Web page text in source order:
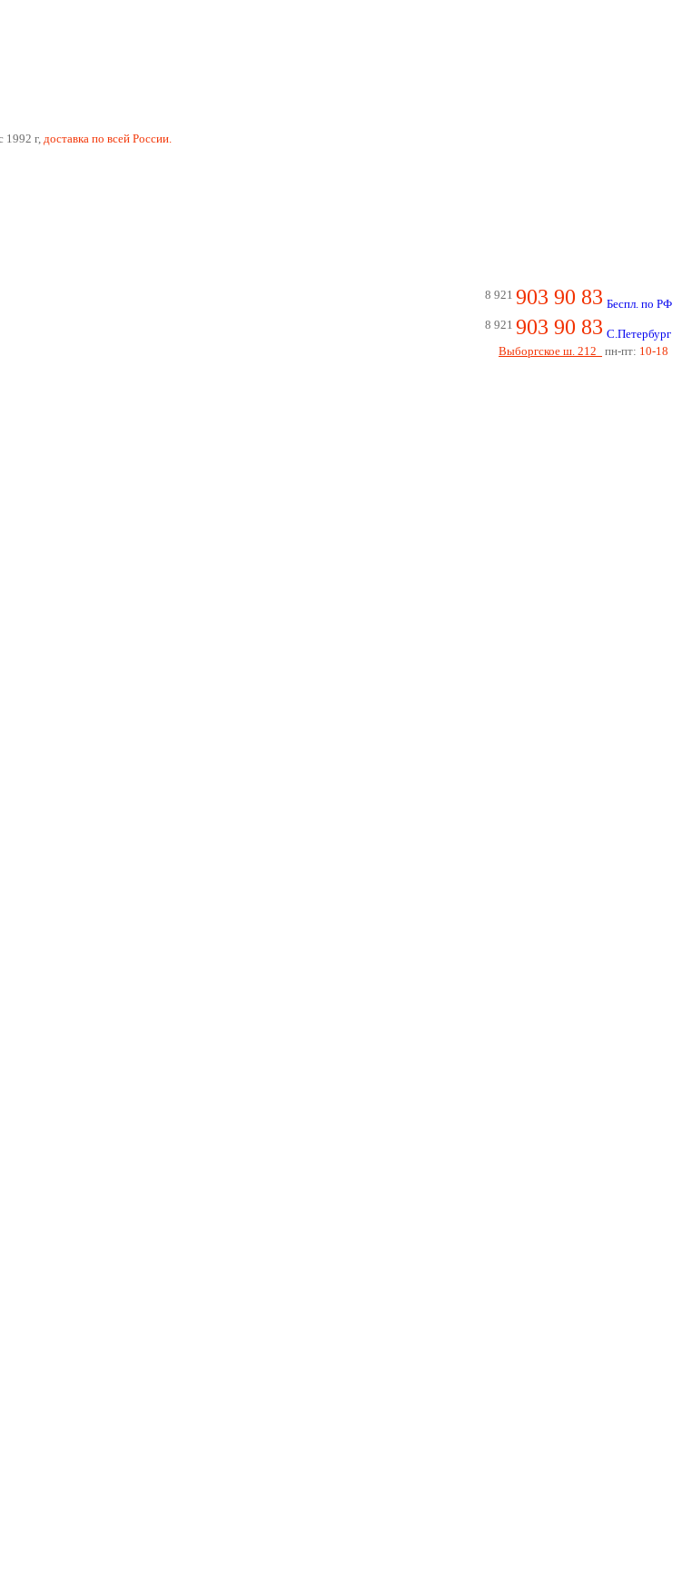
1992 г, доставка по всей России.
8 921 903 90 83 Беспл. по РФ
8 921 903 90 83 С.Петербург
Выборгское ш. 212
пн-пт: 10-18